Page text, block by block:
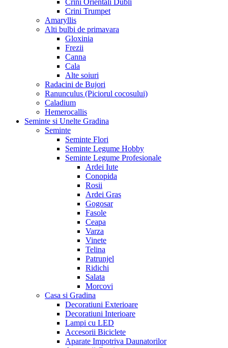
Crini Orientali Dubli
Crini Trumpet
Amaryllis
Alti bulbi de primavara
Gloxinia
Frezii
Canna
Cala
Alte soiuri
Radacini de Bujori
Ranunculus (Piciorul cocosului)
Caladium
Hemerocallis
Seminte si Unelte Gradina
Seminte
Seminte Flori
Seminte Legume Hobby
Seminte Legume Profesionale
Ardei Iute
Conopida
Rosii
Ardei Gras
Gogosar
Fasole
Ceapa
Varza
Vinete
Telina
Patrunjel
Ridichi
Salata
Morcovi
Casa si Gradina
Decoratiuni Exterioare
Decoratiuni Interioare
Lampi cu LED
Accesorii Biciclete
Aparate Impotriva Daunatorilor